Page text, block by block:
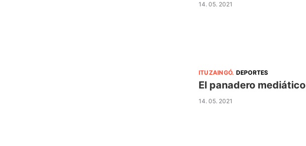
14. 05. 2021
ITUZAINGÓ. DEPORTES
El panadero
14. 05. 2021